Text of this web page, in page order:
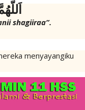
shagiiraa”.
menyayangiku